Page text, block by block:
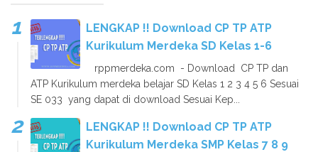
LENGKAP !! Download CP TP ATP
Kurikulum Merdeka SD Kelas 1-6
rppmerdeka.com - Download CP TP dan
ATP Kurikulum merdeka belajar SD Kelas 1 2 3 4 5 6 Sesuai
SE 033 yang dapat di download Sesuai Kep...
LENGKAP !! Download CP TP ATP
Kurikulum Merdeka SMP Kelas 7 8 9